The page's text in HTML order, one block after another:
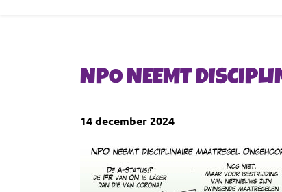
NPO NEEMT
14 december 2024